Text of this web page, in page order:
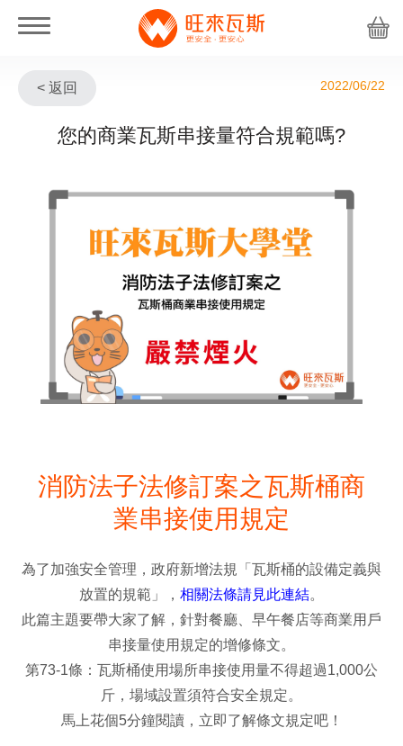
2022/06/22
您的商業瓦斯串接量符合規範嗎?
消防法子法修訂案之瓦斯桶商
業串接使用規定
為了加強安全管理，政府新增法規「瓦斯桶的設備定義與
放置的規範」， 相關法條請見此連結。
此篇主題要帶大家了解，針對餐廳、早午餐店等商業用戶
串接量使用規定的增修條文。
第73-1條：瓦斯桶使用場所串接使用量不得超過1,000公
斤，場域設置須符合安全規定。
馬上花個5分鐘閱讀，立即了解條文規定吧！
< 返回